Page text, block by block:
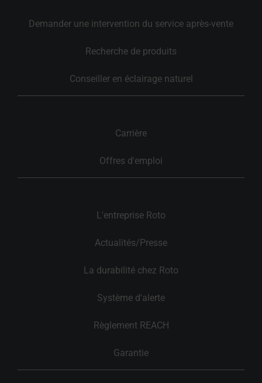
Demander une intervention du service après-vente
Recherche de produits
Conseiller en éclairage naturel
Carrière
Offres d'emploi
L'entreprise Roto
Actualités/Presse
La durabilité chez Roto
Système d'alerte
Règlement REACH
Garantie